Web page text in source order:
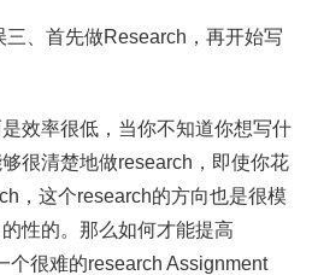
、首先做Research，再开始写
效率很低，当你不知道你想写什
很清楚地做research，即使你花
，这个research的方向也是很模
性的。那么如何才能提高
个很难的research Assignment